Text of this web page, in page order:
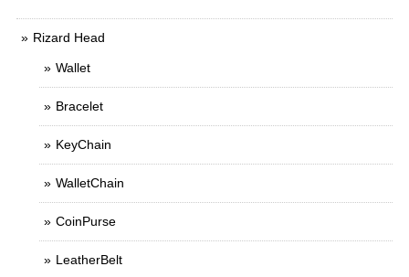
Rizard Head
Wallet
Bracelet
KeyChain
WalletChain
CoinPurse
LeatherBelt